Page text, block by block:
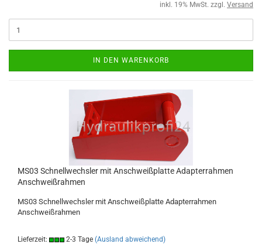
inkl. 19% MwSt. zzgl. Versand
IN DEN WARENKORB
MS03 Schnellwechsler mit Anschweißplatte Adapterrahmen
Anschweißrahmen
MS03 Schnellwechsler mit Anschweißplatte Adapterrahmen
Anschweißrahmen
Lieferzeit: 2-3 Tage (Ausland abweichend)